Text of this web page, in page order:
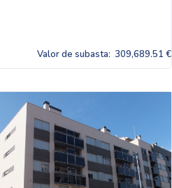
Valor de subasta: 309,689.51 €